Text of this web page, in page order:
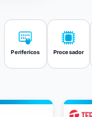
Perifericos Procesador